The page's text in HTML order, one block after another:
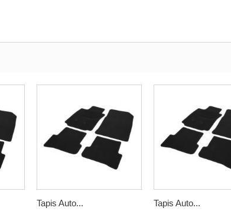
Tapis Auto... Tapis Auto...